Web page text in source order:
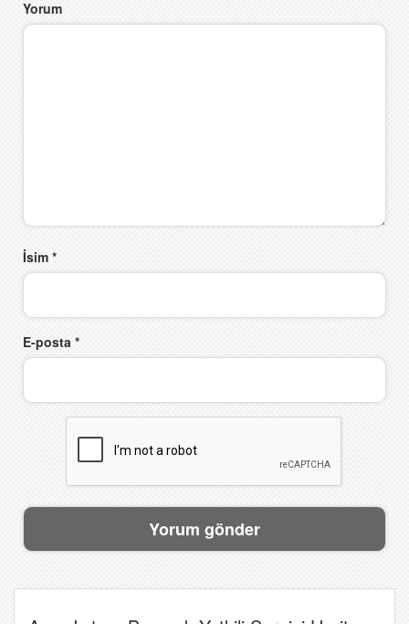
Yorum
İsim *
E-posta *